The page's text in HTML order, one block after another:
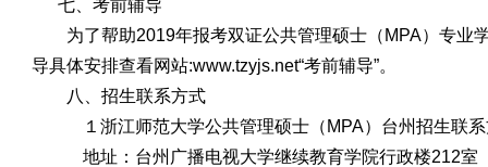
七、考前辅导
为了帮助2019年报考双证公共管理硕士（ MPA）专业
导具体安排查看网站:www.tzyjs.net“考前辅导”。
八、招生联系方式
１浙江师范大学公共管理硕士（ MPA）台州招生联
地址：台州广播电视大学继续教育学院行政楼212室